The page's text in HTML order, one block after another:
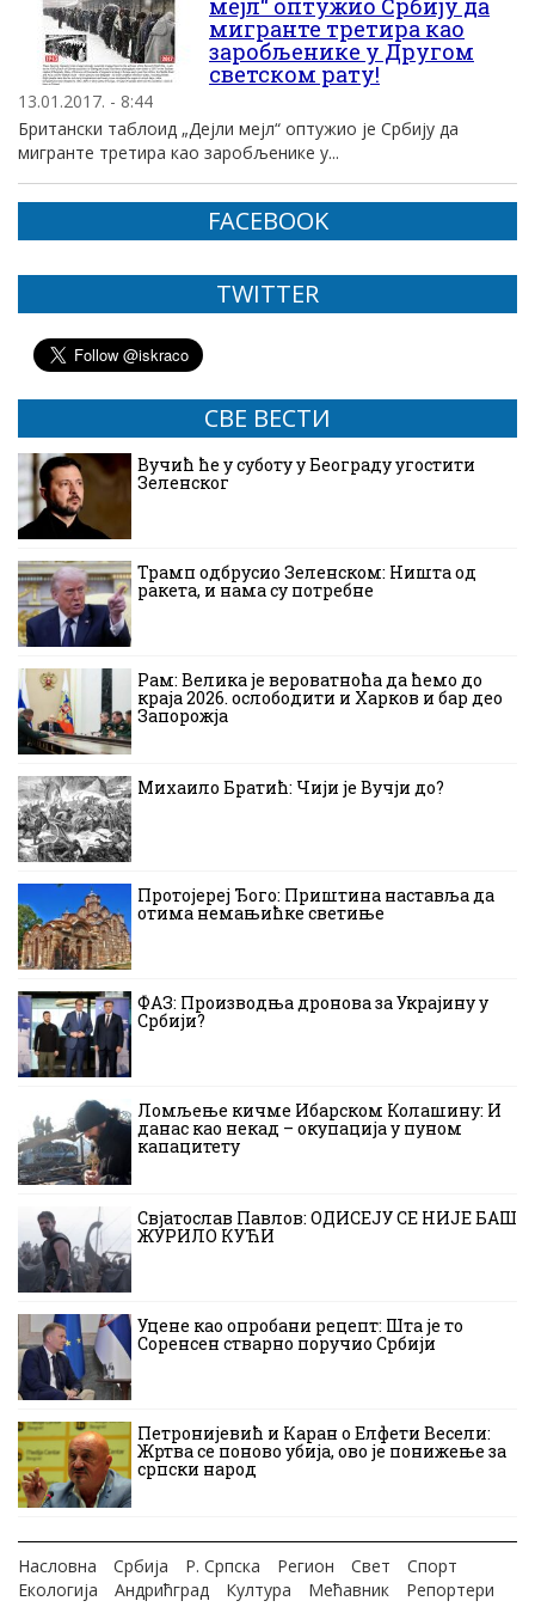
мејл“ оптужио Србију да
мигранте третира као
заробљенике у Другом
светском рату!
13.01.2017. - 8:44
Британски таблоид „Дејли мејл“ оптужио је Србију да
мигранте третира као заробљенике у...
FACEBOOK
TWITTER
СВЕ ВЕСТИ
Вучић ће у суботу у Београду угостити
Зеленског
Трамп одбрусио Зеленском: Ништа од
ракета, и нама су потребне
Рам: Велика је вероватноћа да ћемо до
краја 2026. ослободити и Харков и бар део
Запорожја
Михаило Братић: Чији је Вучји до?
Протојереј Ђого: Приштина наставља да
отима немањићке светиње
ФАЗ: Производња дронова за Украјину у
Србији?
Ломљење кичме Ибарском Колашину: И
данас као некад – окупација у пуном
капацитету
Свјатослав Павлов: ОДИСЕЈУ СЕ НИЈЕ БАШ
ЖУРИЛО КУЋИ
Уцене као опробани рецепт: Шта је то
Соренсен стварно поручио Србији
Петронијевић и Каран о Елфети Весели:
Жртва се поново убија, ово је понижење за
српски народ
Насловна Србија Р. Српска Регион Свет
Спорт
Екологија
Андрићград Култура Мећавник Репортери